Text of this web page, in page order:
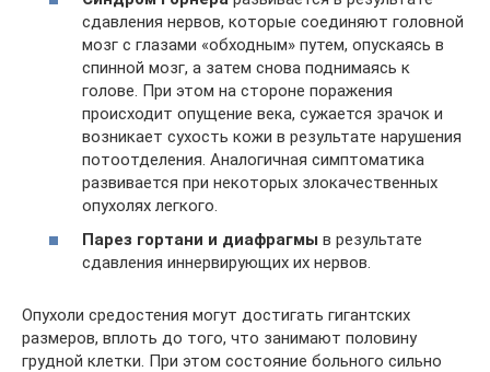
сдавления нервов, которые соединяют головной
мозг с глазами «обходным» путем, опускаясь в
спинной мозг, а затем снова поднимаясь к
голове. При этом на стороне поражения
происходит опущение века, сужается зрачок и
возникает сухость кожи в результате нарушения
потоотделения. Аналогичная симптоматика
развивается при некоторых злокачественных
опухолях легкого.
Парез гортани и диафрагмы в результате
сдавления иннервирующих их нервов.
Опухоли средостения могут достигать гигантских
размеров, вплоть до того, что занимают половину
грудной клетки. При этом состояние больного сильно